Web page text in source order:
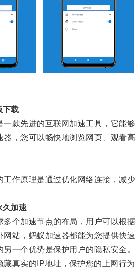
下载
款先进的互联网加速工具，它能够
，您可以畅快地浏览网页、观看高
原理是通过优化网络连接，减少
久加速
个加速节点的布局，用户可以根据
站，蚂蚁加速器都能为您提供快
一个优势是保护用户的隐私安全。
真实的IP地址，保护您的上网行为